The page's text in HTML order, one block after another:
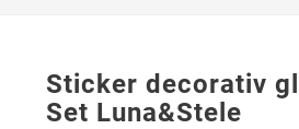
Sticker decorativ
Set Luna&Stele